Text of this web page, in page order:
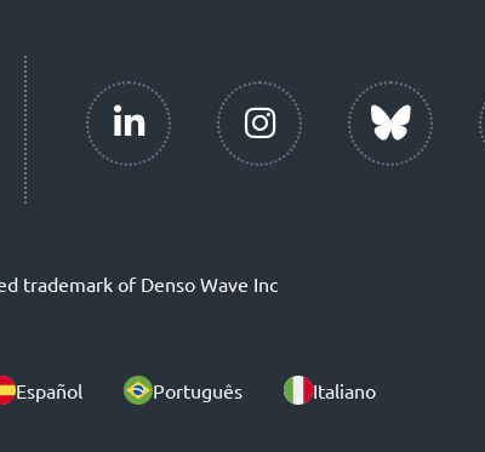
trademark of Denso Wave Inc
Español Português Italiano